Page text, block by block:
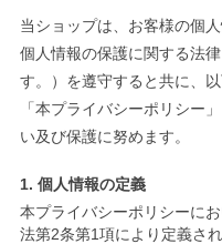
当ショップは、お客様の個
個人情報の保護に関する法
す。）を遵守すると共に、
「本プライバシーポリシー
い及び保護に努めます。
1. 個人情報の定義
本プライバシーポリシーに
法第2条第1項により定義さ